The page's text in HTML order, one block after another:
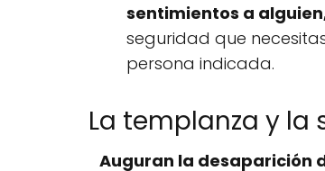
sentimientos a
seguridad que
persona indicada.
La templanza y la
Auguran la desaparición